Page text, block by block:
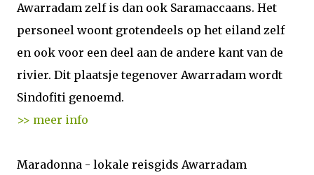
Awarradam zelf is dan ook Saramaccaans. Het
personeel woont grotendeels op het eiland zelf
en ook voor een deel aan de andere kant van de
rivier. Dit plaatsje tegenover Awarradam wordt
Sindofiti genoemd.
>> meer info
Maradonna - lokale reisgids Awarradam